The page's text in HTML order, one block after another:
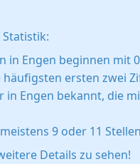
in Engen beginnen mit
häufigsten ersten zwei
in Engen bekannt, die
9 oder 11
Details zu sehen!